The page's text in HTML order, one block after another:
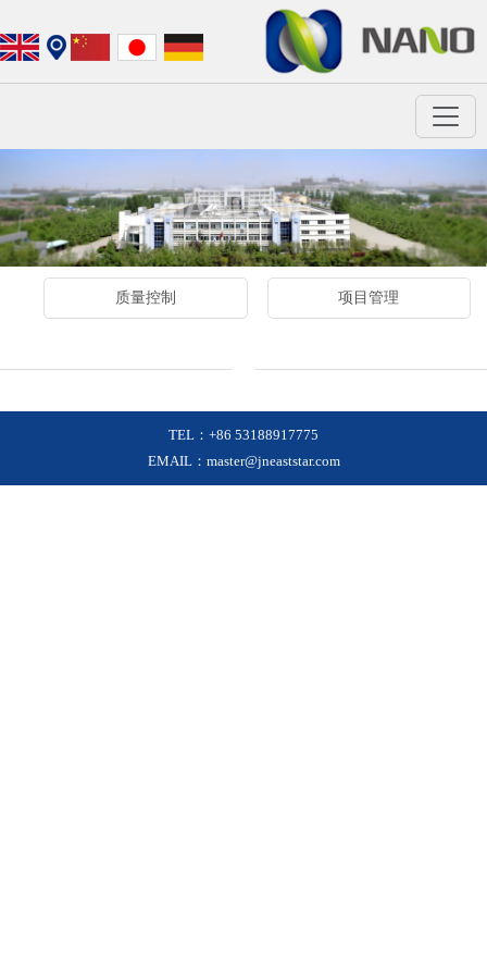
质量控制 项目管理
TEL：+86 53188917775
EMAIL：master@jneaststar.com